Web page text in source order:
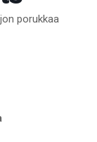
porukkaa